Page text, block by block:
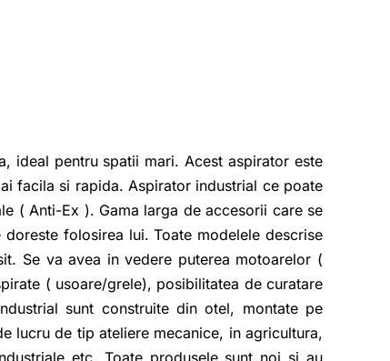
ideal pentru spatii mari. Acest aspirator este
facila si rapida. Aspirator industrial ce poate
( Anti-Ex ). Gama larga de accesorii care se
folosirea lui. Toate modelele descrise
Se va avea in vedere puterea motoarelor (
( usoare/grele), posibilitatea de curatare
sunt construite din otel, montate pe
lucru de tip ateliere mecanice, in agricultura,
etc. Toate produsele sunt noi si au